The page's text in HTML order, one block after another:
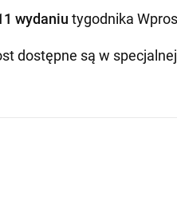
wydaniu tygodnika
dostępne są w